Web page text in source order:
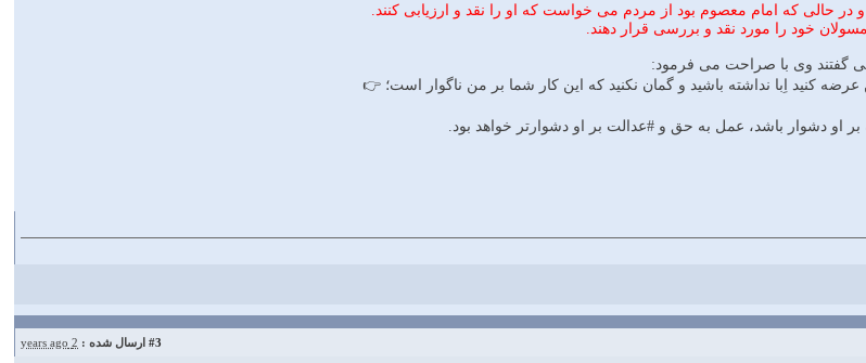
و در حالى كه امام معصوم بود از مردم مى خواست كه او را نقد و ارزيابى كنند.
خود را مورد نقد و بررسى قرار دهند.
گفتند وى با صراحت مى فرمود:
كنيد اِبا نداشته باشيد و گمان نكنيد كه اين كار شما بر من ناگوار است؛ 👉
دشوار باشد، عمل به حق و #عدالت بر او دشوارتر خواهد بود.
#3 ارسال شده : 2 years ago